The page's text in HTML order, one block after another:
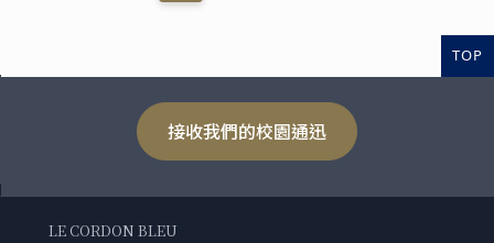
TOP
接收我們的校園通迅
LE CORDON BLEU